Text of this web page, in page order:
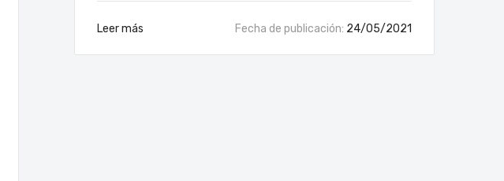
Leer más Fecha de publicación: 24/05/2021